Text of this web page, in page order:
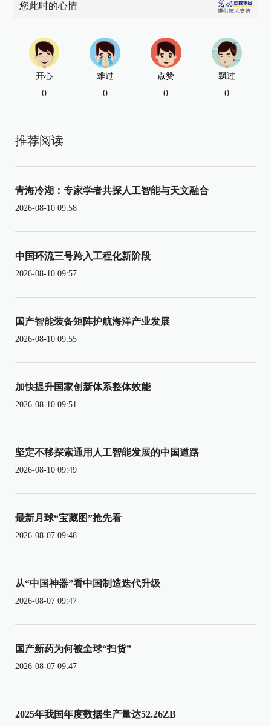
您此时的心情
开心
0
难过
0
点赞
0
飘过
0
推荐阅读
青海冷湖：专家学者共探人工智能与天文融合
2026-08-10 09:58
中国环流三号跨入工程化新阶段
2026-08-10 09:57
国产智能装备矩阵护航海洋产业发展
2026-08-10 09:55
加快提升国家创新体系整体效能
2026-08-10 09:51
坚定不移探索通用人工智能发展的中国道路
2026-08-10 09:49
最新月球“宝藏图”抢先看
2026-08-07 09:48
从“中国神器”看中国制造迭代升级
2026-08-07 09:47
国产新药为何被全球“扫货”
2026-08-07 09:47
2025年我国年度数据生产量达52.26ZB